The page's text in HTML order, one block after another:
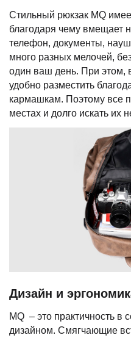
Стильный рюкзак MQ
благодаря чему вмещает
телефон, документы,
много разных мелочей,
один ваш день. При этом,
удобно разместить
кармашкам. Поэтому все
местах и долго искать их
Дизайн и
MQ – это практичность в
дизайном. Смягчающие